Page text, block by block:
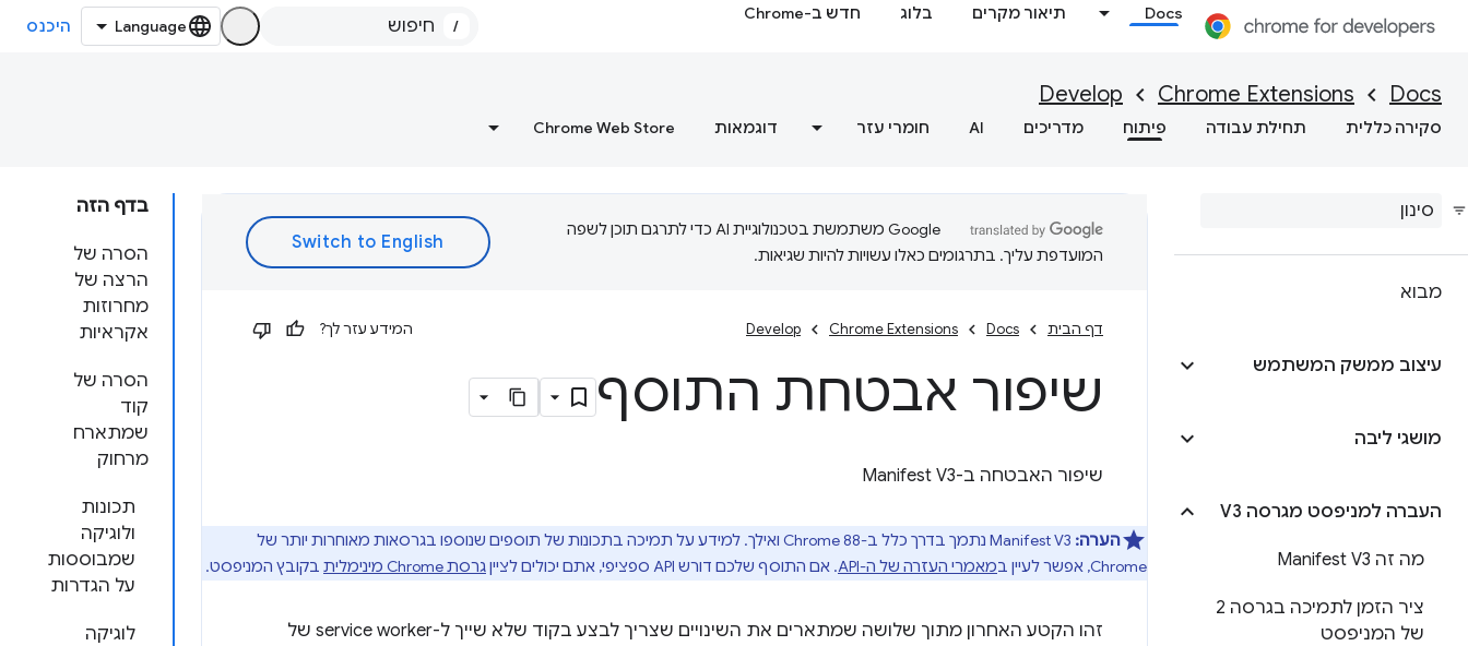
Docs תיאור מקרים בלוג חדש ב-Chrome
/ היכנס
Docs
Chrome Extensions
Develop
סקירה כללית תחילת עבודה פיתוח מדריכים AI חומרי עזר דוגמאות Chrome Web Store
מבוא
עיצוב ממשק המשתמש
מושגי ליבה
העברה למניפסט מגרסה V3
מה זה Manifest V3
ציר הזמן לתמיכה בגרסה 2
של המניפסט
בדף הזה
הסרה של
הרצה של
מחרוזות
אקראיות
הסרה של
קוד
שמתארח
מרחוק
תכונות
ולוגיקה
שמבוססות
על הגדרות
לוגיקה
‫Google משתמשת בטכנולוגיית AI כדי לתרגם תוכן לשפה
המועדפת עליך. בתרגומים כאלו עשויות להיות שגיאות.
דף הבית Docs
Chrome Extensions
Develop המידע עזר לך?
שיפור אבטחת התוסף
שיפור האבטחה ב-Manifest V3
הערה:
Manifest V3 נתמך בדרך כלל ב-Chrome 88 ואילך. למידע על תמיכה בתכונות של תוספים שנוספו בגרסאות מאוחרות יותר של
Chrome, אפשר לעיין ב
מאמרי העזרה של ה-API . אם התוסף שלכם דורש API ספציפי, אתם יכולים לציין גרסת Chrome מינימלית בקובץ המניפסט.
זהו הקטע האחרון מתוך שלושה שמתארים את השינויים שצריך לבצע בקוד שלא שייך ל-service worker של